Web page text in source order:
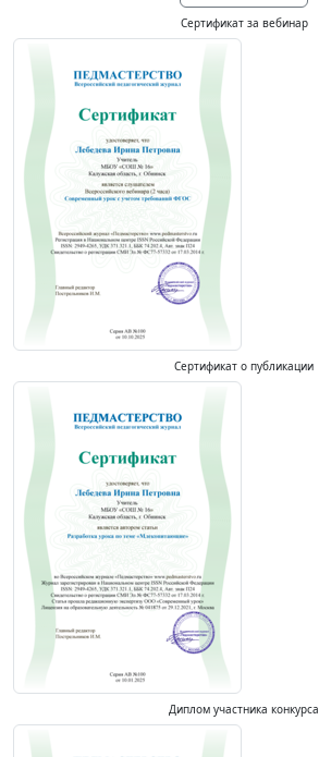
Сертификат за вебинар
Сертификат о публикации
Диплом участника конкурса